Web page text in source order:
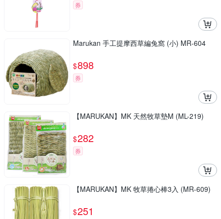
券
Marukan 手工提摩西草編兔窩 (小) MR-604
$898
券
【MARUKAN】MK 天然牧草墊M (ML-219)
$282
券
【MARUKAN】MK 牧草捲心棒3入 (MR-609)
$251